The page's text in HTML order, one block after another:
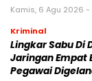
Kamis, 6 Agu 2026 -
Kriminal
Lingkar Sabu Di
Jaringan Empat
Pegawai